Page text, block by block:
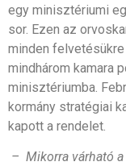
egy minisztériumi
sor. Ezen az
minden
mindhárom kamara
minisztériumba.
kormány stratégiai
kapott a rendelet.
– Mikorra várható a